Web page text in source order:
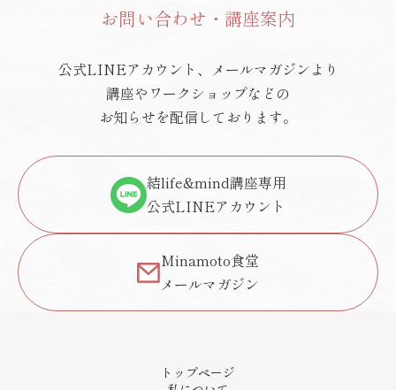
お問い合わせ・講座案内
公式LINEアカウント、メールマガジンより
講座やワークショップなどの
お知らせを配信しております。
結life&mind講座専用
公式LINEアカウント
Minamoto食堂
メールマガジン
トップページ